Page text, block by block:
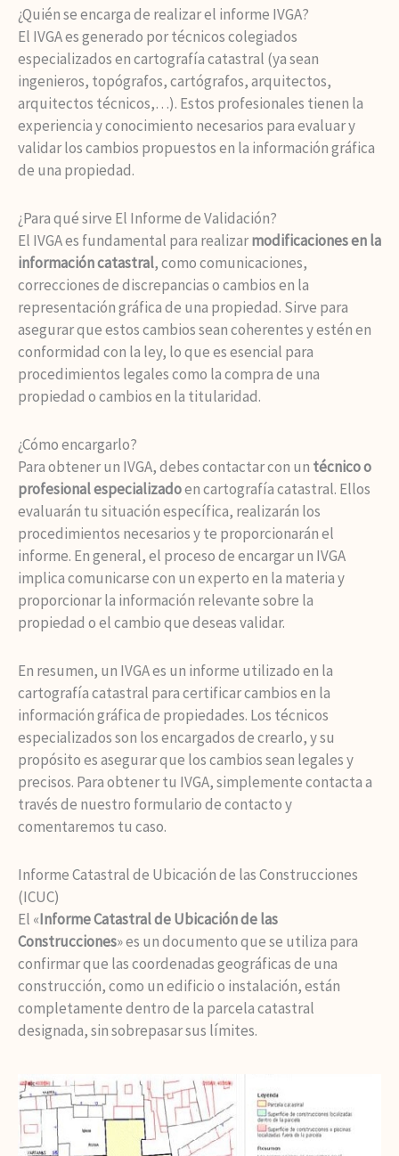
¿Quién se encarga de realizar el informe IVGA?
El IVGA es generado por técnicos colegiados
especializados en cartografía catastral (ya sean
ingenieros, topógrafos, cartógrafos, arquitectos,
arquitectos técnicos,…). Estos profesionales tienen la
experiencia y conocimiento necesarios para evaluar y
validar los cambios propuestos en la información gráfica
de una propiedad.
¿Para qué sirve El Informe de Validación?
El IVGA es fundamental para realizarmodificaciones en la
información catastral, como comunicaciones,
correcciones de discrepancias o cambios en la
representación gráfica de una propiedad. Sirve para
asegurar que estos cambios sean coherentes y estén en
conformidad con la ley, lo que es esencial para
procedimientos legales como la compra de una
propiedad o cambios en la titularidad.
¿Cómo encargarlo?
Para obtener un IVGA, debes contactar con un técnico o
profesional especializadoen cartografía catastral. Ellos
evaluarán tu situación específica, realizarán los
procedimientos necesarios y te proporcionarán el
informe. En general, el proceso de encargar un IVGA
implica comunicarse con un experto en la materia y
proporcionar la información relevante sobre la
propiedad o el cambio que deseas validar.
En resumen, un IVGA es un informe utilizado en la
cartografía catastral para certificar cambios en la
información gráfica de propiedades. Los técnicos
especializados son los encargados de crearlo, y su
propósito es asegurar que los cambios sean legales y
precisos. Para obtener tu IVGA, simplemente contacta a
través de nuestro formulario de contacto y
comentaremos tu caso.
Informe Catastral de Ubicación de las Construcciones
(ICUC)
El «Informe Catastral de Ubicación de las
Construcciones» es un documento que se utiliza para
confirmar que las coordenadas geográficas de una
construcción, como un edificio o instalación, están
completamente dentro de la parcela catastral
designada, sin sobrepasar sus límites.